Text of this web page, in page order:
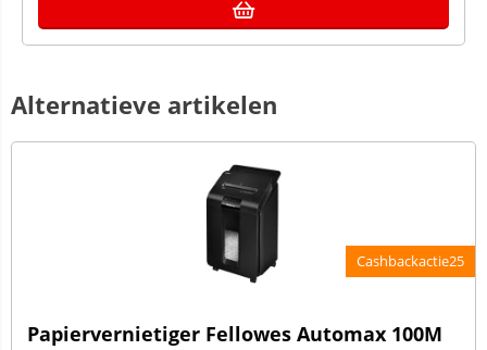
Alternatieve artikelen
Cashbackactie25
Papiervernietiger Fellowes Automax 100M